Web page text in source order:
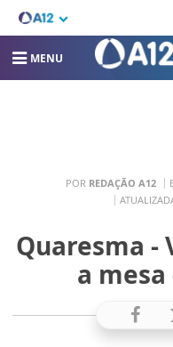
MENU
POR REDAÇÃO A12
Quaresma -
a